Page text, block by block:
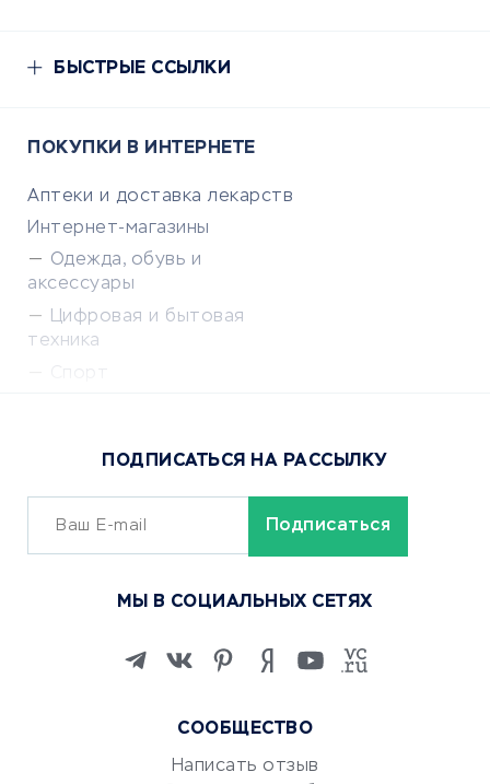
БЫСТРЫЕ ССЫЛКИ
ПОКУПКИ В ИНТЕРНЕТЕ
Аптеки и доставка лекарств
Интернет-магазины
Одежда, обувь и
аксессуары
Цифровая и бытовая
техника
Сервисы доставки
ОБУЧЕНИЕ И РАБОТА
Изучение иностранных
Маркетинг и продажи
Репетиторство
СООБЩЕСТВО
Написать отзыв
ПОДПИСАТЬСЯ НА РАССЫЛКУ
МЫ В СОЦИАЛЬНЫХ СЕТЯХ